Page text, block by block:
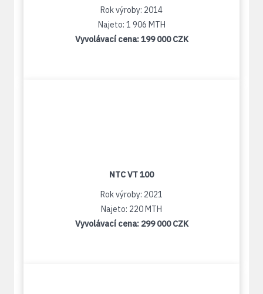
Rok výroby: 2014
Najeto: 1 906 MTH
Vyvolávací cena:199 000 CZK
NTC VT 100
Rok výroby: 2021
Najeto: 220 MTH
Vyvolávací cena: 299 000 CZK